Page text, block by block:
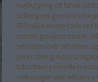
nurburgring ott tanak
solberg peugeot porsche
935 rallye monte carlo red
romain grosjean sauber
sebastien loeb sebastien
perez stirling moss
lotusthierry neuvilletoyota
volkswagen wec williams